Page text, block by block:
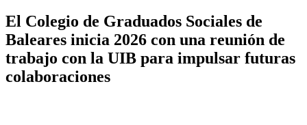
El Colegio de Graduados Sociales de
Baleares inicia 2026 con una reunión de
trabajo con la UIB para impulsar futuras
colaboraciones